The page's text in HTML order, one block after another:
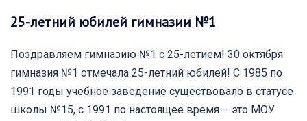
25-летний юбилей гимназии №1
Поздравляем гимназию №1 с 25-летием! 30 октября
гимназия №1 отмечала 25-летний юбилей! С 1985 по
1991 годы учебное заведение существовало в статусе
школы №15, с 1991 по настоящее время – это МОУ